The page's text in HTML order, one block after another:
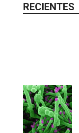
RECIENTES